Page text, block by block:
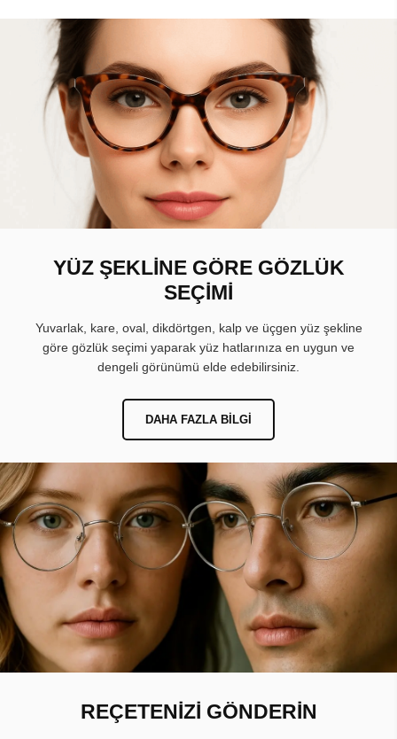
YÜZ ŞEKLİNE GÖRE GÖZLÜK
SEÇİMİ
Yuvarlak, kare, oval, dikdörtgen, kalp ve üçgen yüz şekline
göre gözlük seçimi yaparak yüz hatlarınıza en uygun ve
dengeli görünümü elde edebilirsiniz.
DAHA FAZLA BILGI
REÇETENİZİ GÖNDERİN